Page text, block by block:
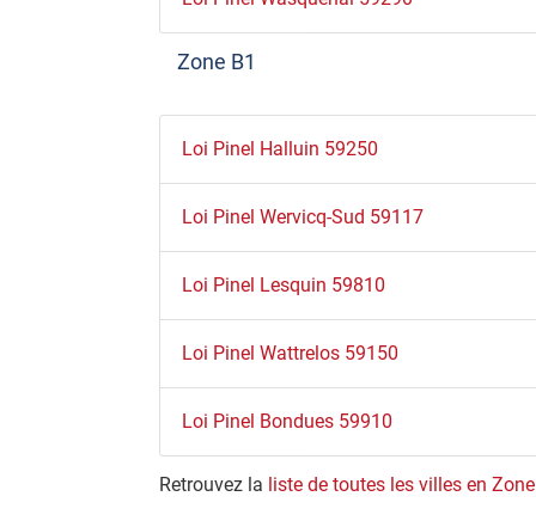
Zone B1
Loi Pinel Halluin 59250
Loi Pinel Wervicq-Sud 59117
Loi Pinel Lesquin 59810
Loi Pinel Wattrelos 59150
Loi Pinel Bondues 59910
Retrouvez la liste de toutes les villes en